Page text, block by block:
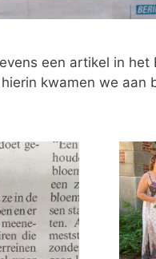
een artikel in het
kwamen we aan